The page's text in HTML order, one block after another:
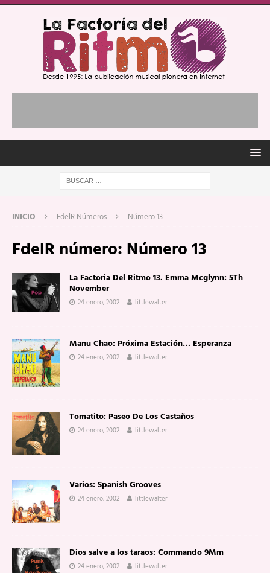
INICIO FdelR Números Número 13
FdelR número: Número 13
La Factoria Del Ritmo 13. Emma Mcglynn: 5Th
November
24 enero, 2002 littlewalter
Manu Chao: Próxima Estación… Esperanza
24 enero, 2002 littlewalter
Tomatito: Paseo De Los Castaños
24 enero, 2002 littlewalter
Varios: Spanish Grooves
24 enero, 2002 littlewalter
Dios salve a los taraos: Commando 9Mm
24 enero, 2002 littlewalter